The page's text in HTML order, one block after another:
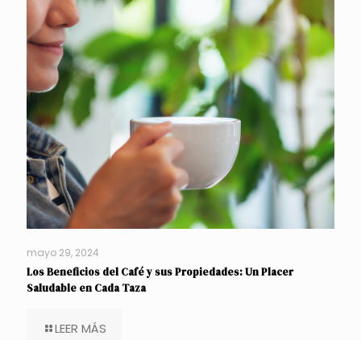
mayo 29, 2024
Los Beneficios del Café y sus Propiedades: Un Placer
Saludable en Cada Taza
LEER MÁS